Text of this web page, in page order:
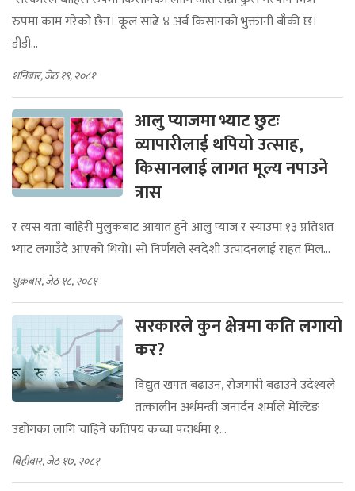
रुपमा काम गरेको छैन। कूल साढे ४ अर्ब किसानको भुक्तानी बाँकी छ।
डीडी...
शनिबार, जेठ १९, २०८१
आलु प्याजमा भ्याट छुटः
व्यापारीलाई थपियो उत्साह,
किसानलाई लागत मूल्य नपाउने
त्रास
र त्यस यता बाहिरी मुलुकबाट आयात हुने आलु प्याज र स्याउमा १३ प्रतिशत
भ्याट लगाउँदै आएको थियो। सो निर्णयले स्वदेशी उत्पादनलाई राहत मिल...
शुक्रबार, जेठ १८, २०८१
सरकारले कुन क्षेत्रमा कति लगायो
कर?
विद्युत खपत बढाउन, रोजगारी बढाउने उदेश्यले
तत्कालीन अर्थमन्त्री जनार्दन शर्माले मेल्टिङ
उद्योगका लागि चाहिने कतिपय कच्चा पदार्थमा १...
बिहीबार, जेठ १७, २०८१